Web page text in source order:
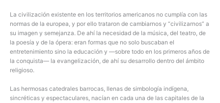
La civilización existente en los territorios americanos no cumplía con las
normas de la europea, y por ello trataron de cambiarnos y “civilizarnos” a
su imagen y semejanza. De ahí la necesidad de la música, del teatro, de
la poesía y de la ópera: eran formas que no solo buscaban el
entretenimiento sino la educación y —sobre todo en los primeros años de
la conquista— la evangelización, de ahí su desarrollo dentro del ámbito
religioso.
Las hermosas catedrales barrocas, llenas de simbología indígena,
sincréticas y espectaculares, nacían en cada una de las capitales de la